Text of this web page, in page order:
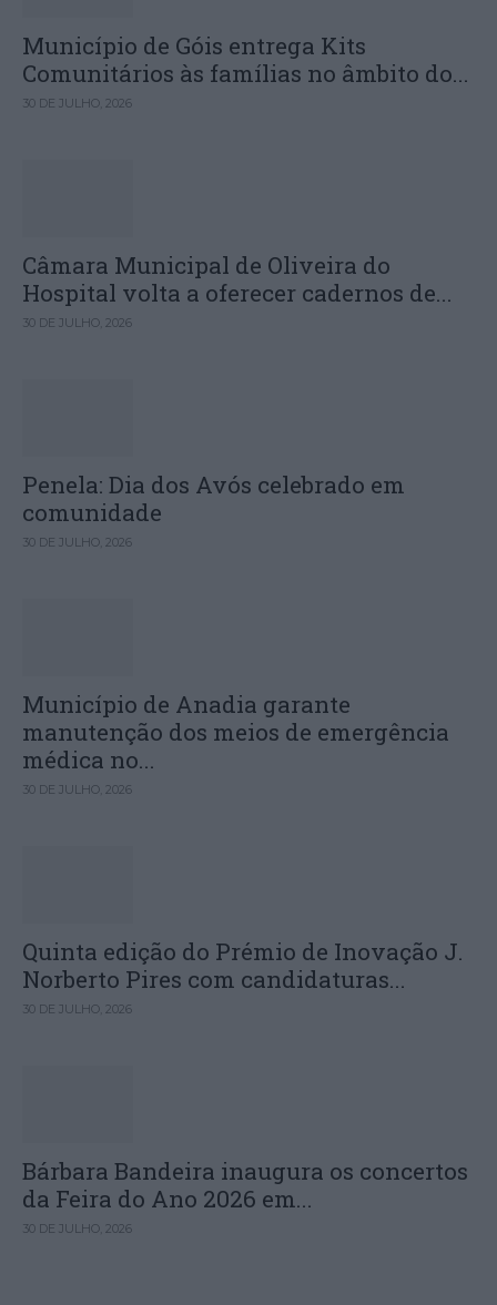
Município de Góis entrega Kits
Comunitários às famílias no âmbito do...
30 DE JULHO, 2026
Câmara Municipal de Oliveira do
Hospital volta a oferecer cadernos de...
30 DE JULHO, 2026
Penela: Dia dos Avós celebrado em
comunidade
30 DE JULHO, 2026
Município de Anadia garante
manutenção dos meios de emergência
médica no...
30 DE JULHO, 2026
Quinta edição do Prémio de Inovação J.
Norberto Pires com candidaturas...
30 DE JULHO, 2026
Bárbara Bandeira inaugura os concertos
da Feira do Ano 2026 em...
30 DE JULHO, 2026